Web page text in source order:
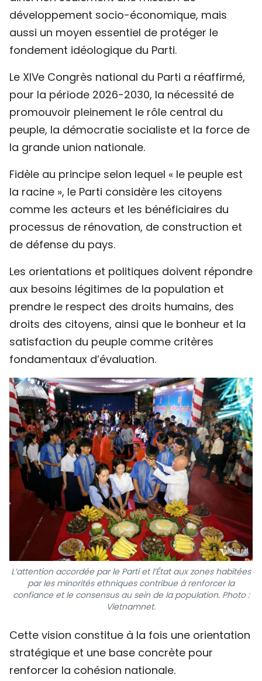
développement socio-économique, mais
aussi un moyen essentiel de protéger le
fondement idéologique du Parti.
Le XIVe Congrès national du Parti a réaffirmé,
pour la période 2026-2030, la nécessité de
promouvoir pleinement le rôle central du
peuple, la démocratie socialiste et la force de
la grande union nationale.
Fidèle au principe selon lequel « le peuple est
la racine », le Parti considère les citoyens
comme les acteurs et les bénéficiaires du
processus de rénovation, de construction et
de défense du pays.
Les orientations et politiques doivent répondre
aux besoins légitimes de la population et
prendre le respect des droits humains, des
droits des citoyens, ainsi que le bonheur et la
satisfaction du peuple comme critères
fondamentaux d’évaluation.
L’attention accordée par le Parti et l’État aux zones habitées
par les minorités ethniques contribue à renforcer la
confiance et le consensus au sein de la population. Photo :
Vietnamnet.
Cette vision constitue à la fois une orientation
stratégique et une base concrète pour
renforcer la cohésion nationale.